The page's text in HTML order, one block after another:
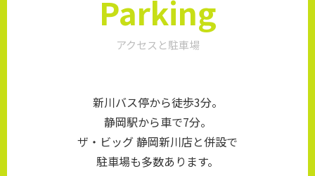
Parking
アクセスと駐車場
新川バス停から徒歩3分。
静岡駅から車で7分。
ザ・ビッグ 静岡新川店と併設で
駐車場も多数あります。